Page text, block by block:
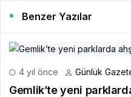
Benzer Yazılar
4 yıl önce Günlük
Gemlik’te yeni